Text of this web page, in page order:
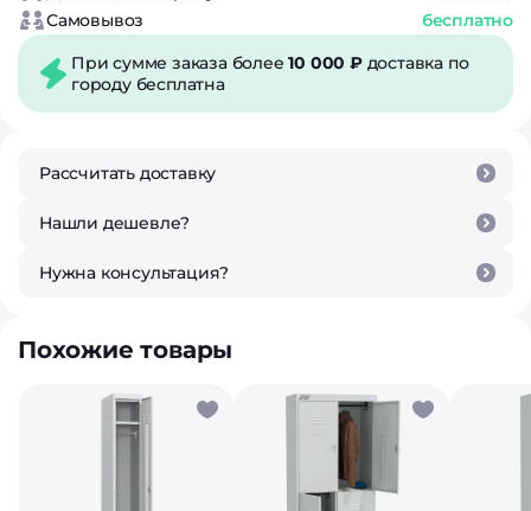
Самовывоз
бесплатно
При сумме заказа более10 000 ₽доставка по
городу бесплатна
Рассчитать доставку
Нашли дешевле?
Нужна консультация?
Похожие товары